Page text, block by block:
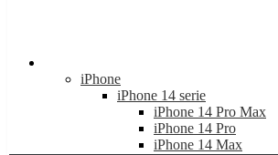
iPhone
iPhone 14 serie
iPhone 14 Pro Max
iPhone 14 Pro
iPhone 14 Max